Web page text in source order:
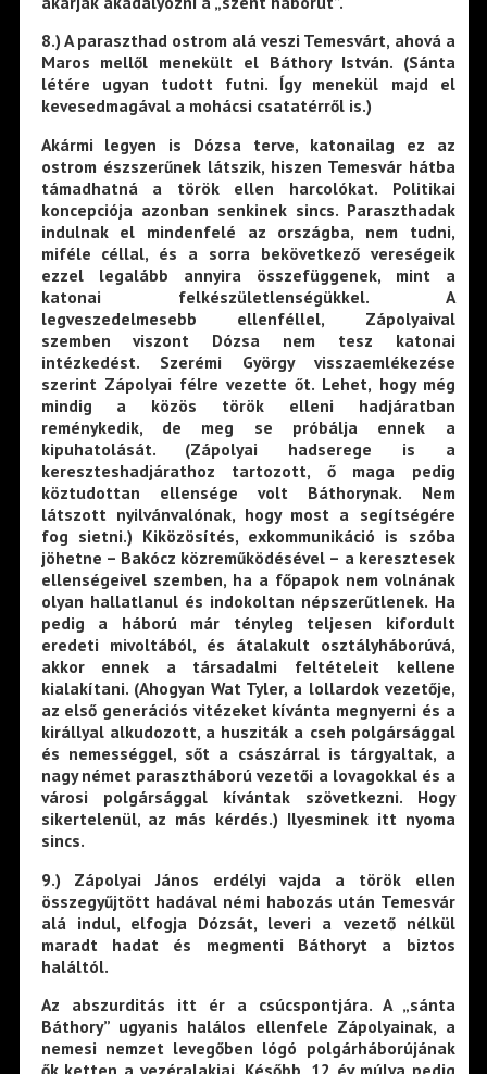
8.) A paraszthad ostrom alá veszi Temesvárt, ahová a
Maros mellől menekült el Báthory István. (Sánta
létére ugyan tudott futni. Így menekül majd el
kevesedmagával a mohácsi csatatérről is.)
Akármi legyen is Dózsa terve, katonailag ez az
ostrom észszerűnek látszik, hiszen Temesvár hátba
támadhatná a török ellen harcolókat. Politikai
koncepciója azonban senkinek sincs. Paraszthadak
indulnak el mindenfelé az országba, nem tudni,
miféle céllal, és a sorra bekövetkező vereségeik
ezzel legalább annyira összefüggenek, mint a
katonai felkészületlenségükkel. A
legveszedelmesebb ellenféllel, Zápolyaival
szemben viszont Dózsa nem tesz katonai
intézkedést. Szerémi György visszaemlékezése
szerint Zápolyai félre vezette őt. Lehet, hogy még
mindig a közös török elleni hadjáratban
reménykedik, de meg se próbálja ennek a
kipuhatolását. (Zápolyai hadserege is a
kereszteshadjárathoz tartozott, ő maga pedig
köztudottan ellensége volt Báthorynak. Nem
látszott nyilvánvalónak, hogy most a segítségére
fog sietni.) Kiközösítés, exkommunikáció is szóba
jöhetne – Bakócz közreműködésével – a keresztesek
ellenségeivel szemben, ha a főpapok nem volnának
olyan hallatlanul és indokoltan népszerűtlenek. Ha
pedig a háború már tényleg teljesen kifordult
eredeti mivoltából, és átalakult osztályháborúvá,
akkor ennek a társadalmi feltételeit kellene
kialakítani. (Ahogyan Wat Tyler, a lollardok vezetője,
az első generációs vitézeket kívánta megnyerni és a
királlyal alkudozott, a husziták a cseh polgársággal
és nemességgel, sőt a császárral is tárgyaltak, a
nagy német parasztháború vezetői a lovagokkal és a
városi polgársággal kívántak szövetkezni. Hogy
sikertelenül, az más kérdés.) Ilyesminek itt nyoma
sincs.
9.) Zápolyai János erdélyi vajda a török ellen
összegyűjtött hadával némi habozás után Temesvár
alá indul, elfogja Dózsát, leveri a vezető nélkül
maradt hadat és megmenti Báthoryt a biztos
haláltól.
Az abszurditás itt ér a csúcspontjára. A „sánta
Báthory” ugyanis halálos ellenfele Zápolyainak, a
nemesi nemzet levegőben lógó polgárháborújának